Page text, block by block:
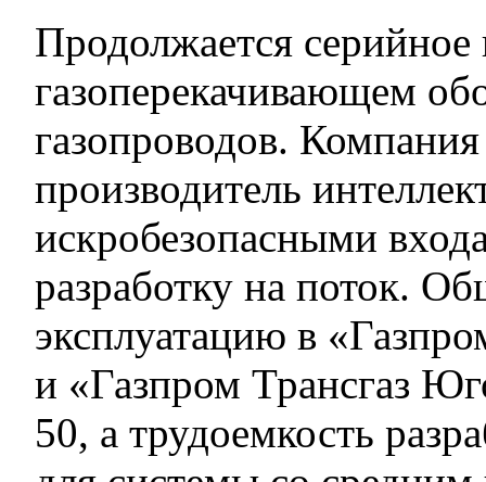
Продолжается
газоперекачивающем
газопроводов.
производитель
искробезопасными
разработку на поток.
эксплуатацию в
и «Газпром Трансгаз
50, а трудоемкость